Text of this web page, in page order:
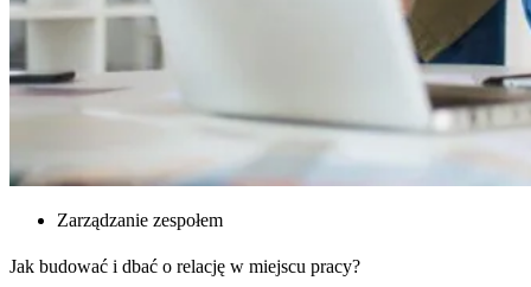
Zarządzanie zespołem
Jak budować i dbać o relację w miejscu pracy?